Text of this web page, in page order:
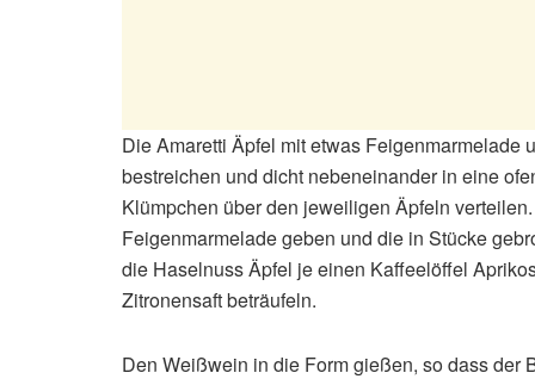
Die Amaretti Äpfel mit etwas
bestreichen und dicht nebeneinander in eine
Klümpchen über den jeweiligen Äpfeln
Feigenmarmelade geben und die in Stücke
die Haselnuss Äpfel je einen Kaffeelöffel
Zitronensaft beträufeln.
Den Weißwein in die Form gießen, so dass der